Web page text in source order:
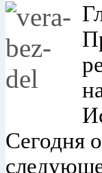
Сегодня